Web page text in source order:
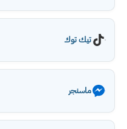
تيك توك
ماسنجر